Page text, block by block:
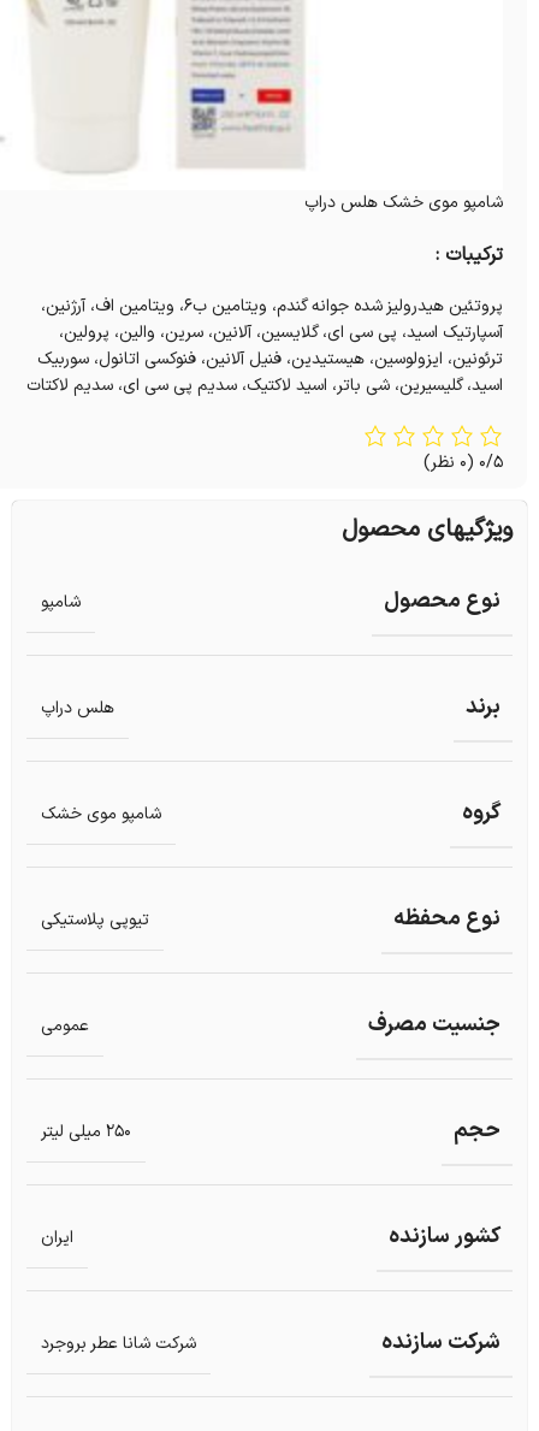
شامپو موی خشک هلس دراپ
ترکیبات :
پروتئین هیدرولیز شده جوانه گندم، ویتامین ب۶، ویتامین اف، آرژنین،‌
آسپارتیک اسید، پی سی ای، گلایسین، آلانین، سرین، والین، پرولین،
ترئونین، ایزولوسین، هیستیدین، فنیل آلانین، فنوکسی اتانول، سوربیک
اسید، گلیسیرین، شی باتر، اسید لاکتیک، سدیم پی سی ای، سدیم لاکتات
0/5 (0 نظر)
ویژگیهای محصول
نوع محصول شامپو
برند هلس دراپ
گروه شامپو موی خشک
نوع محفظه تیوپی پلاستیکی
جنسیت مصرف عمومی
حجم 250 میلی لیتر
کشور سازنده ایران
شرکت سازنده شرکت شانا عطر بروجرد